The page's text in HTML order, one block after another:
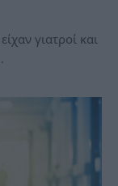
γιατροί και